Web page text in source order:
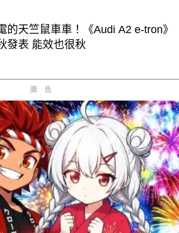
的天竺鼠車車！《Audi A2 e-tron》
發表 能效也很秋
廣告